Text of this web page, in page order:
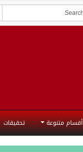
أقسام متنوعة تحقيقات